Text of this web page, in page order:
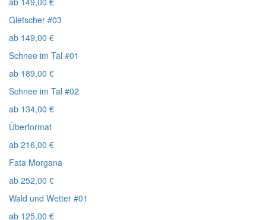
Gletscher #03
ab 149,00 €
Schnee im Tal #01
ab 189,00 €
Schnee im Tal #02
ab 134,00 €
Überformat
ab 216,00 €
Fata Morgana
ab 252,00 €
Wald und Wetter #01
ab 125,00 €